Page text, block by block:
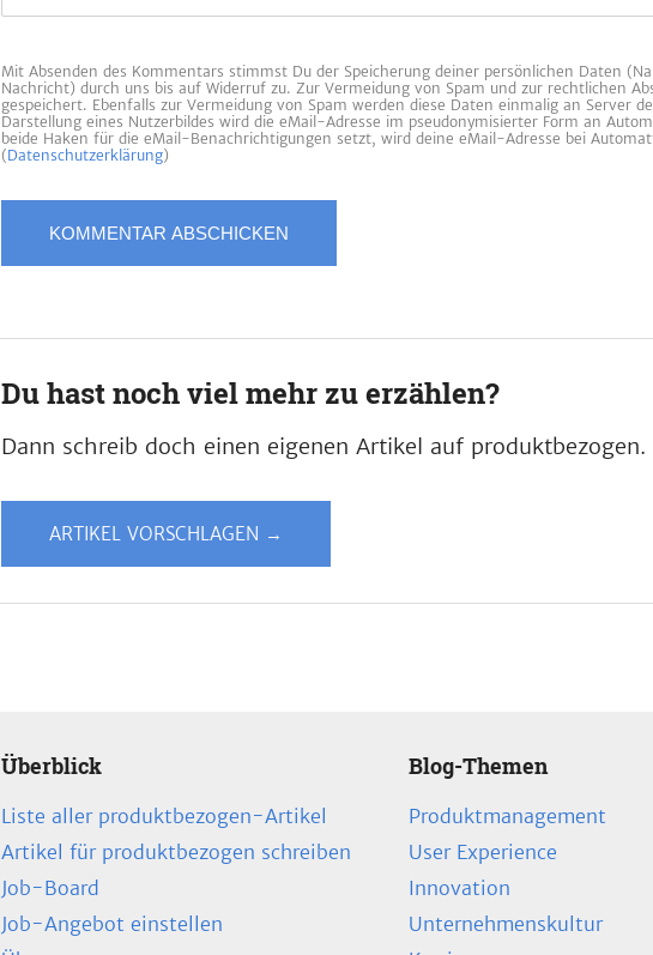
Mit Absenden des Kommentars stimmst Du der Speicherung deiner persönlichen Daten
Nachricht) durch uns bis auf Widerruf zu. Zur Vermeidung von Spam und zur rechtlichen
gespeichert. Ebenfalls zur Vermeidung von Spam werden diese Daten einmalig an Server
Darstellung eines Nutzerbildes wird die eMail-Adresse im pseudonymisierter Form an
beide Haken für die eMail-Benachrichtigungen setzt, wird deine eMail-Adresse bei
(Datenschutzerklärung)
Du hast noch viel mehr zu erzählen?
Dann schreib doch einen eigenen Artikel auf produktbezogen.
ARTIKEL VORSCHLAGEN →
Überblick
Liste aller produktbezogen-Artikel
Artikel für produktbezogen schreiben
Job-Board
Job-Angebot einstellen
Blog-Themen
Produktmanagement
User Experience
Innovation
Unternehmenskultur